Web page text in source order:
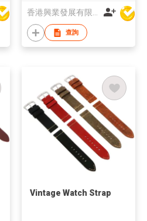
香港興業發展有限公司
查詢
Vintage Watch Strap